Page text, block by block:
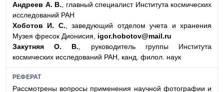
Андреев А. В. , главный специалист Института космических
исследований РАН
Хоботов И. С. , заведующий отделом учета и хранения
Музея фресок Дионисия, igor.hobotov@mail.ru
Закутняя О. В. , руководитель группы Института
космических исследований РАН, канд. филол. наук
РЕФЕРАТ
Рассмотрены вопросы применения научной фотографии и